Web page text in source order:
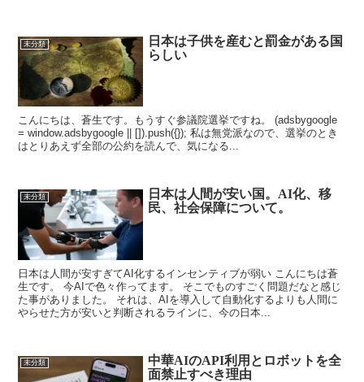
未分類
日本は子供を産むと罰金がある国
らしい
こんにちは、蒼生です。もうすぐ参議院選挙ですね。 (adsbygoogle
= window.adsbygoogle || []).push({}); 私は無党派なので、選挙のとき
はとりあえず全部の公約を読んで、気になる...
未分類
日本は人間が安い国。AI化、移
民、社会保障について。
日本は人間が安すぎてAI化するインセンティブが弱い こんにちは蒼
生です。 今AIで色々作ってます。 そこでものすごく問題だなと感じ
た事がありました。 それは、AIを導入して自動化するよりも人間に
やらせた方が安いと判断されるラインに、今の日本...
未分類
中華AIのAPI利用とロボットを全
面禁止すべき理由